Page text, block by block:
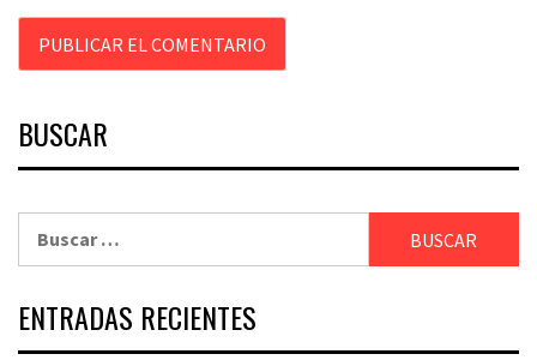
BUSCAR
ENTRADAS RECIENTES